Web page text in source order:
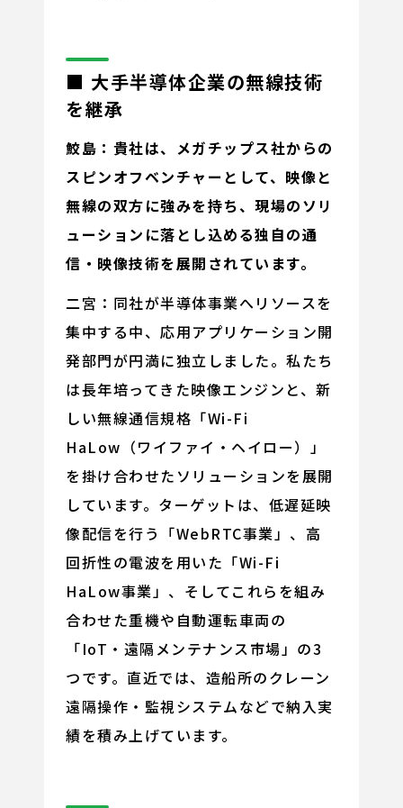
■ 大手半導体企業の無線技術
を継承
鮫島：貴社は、メガチップス社からの
スピンオフベンチャーとして、映像と
無線の双方に強みを持ち、現場のソリ
ューションに落とし込める独自の通
信・映像技術を展開されています。
二宮：同社が半導体事業へリソースを
集中する中、応用アプリケーション開
発部門が円満に独立しました。私たち
は長年培ってきた映像エンジンと、新
しい無線通信規格「Wi-Fi
HaLow（ワイファイ・ヘイロー）」
を掛け合わせたソリューションを展開
しています。ターゲットは、低遅延映
像配信を行う「WebRTC事業」、高
回折性の電波を用いた「Wi-Fi
HaLow事業」、そしてこれらを組み
合わせた重機や自動運転車両の
「IoT・遠隔メンテナンス市場」の3
つです。直近では、造船所のクレーン
遠隔操作・監視システムなどで納入実
績を積み上げています。